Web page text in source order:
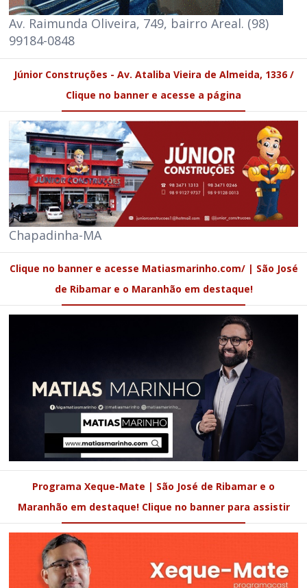
Av. Raimunda Oliveira, 749, bairro Areal. (98)
99184-0848
Júnior Construções - Av. Ataliba Vieira de Almeida, 1336 /
Clique no banner e acesse a página
Chapadinha-MA
Clique no banner e acesse Matiasmarinho.com/ | São José
de Ribamar e o Maranhão em destaque!
Programa Xeque-Mate | São José de Ribamar e o
Maranhão em destaque! Clique no banner para assistir